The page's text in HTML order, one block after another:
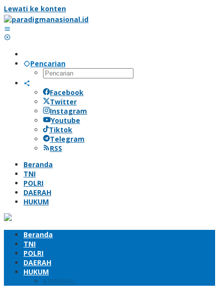
Lewati ke konten
Pencarian
Facebook
Twitter
Instagram
Youtube
Tiktok
Telegram
RSS
Beranda
TNI
POLRI
DAERAH
HUKUM
Beranda
TNI
POLRI
DAERAH
HUKUM
KRIMINAL